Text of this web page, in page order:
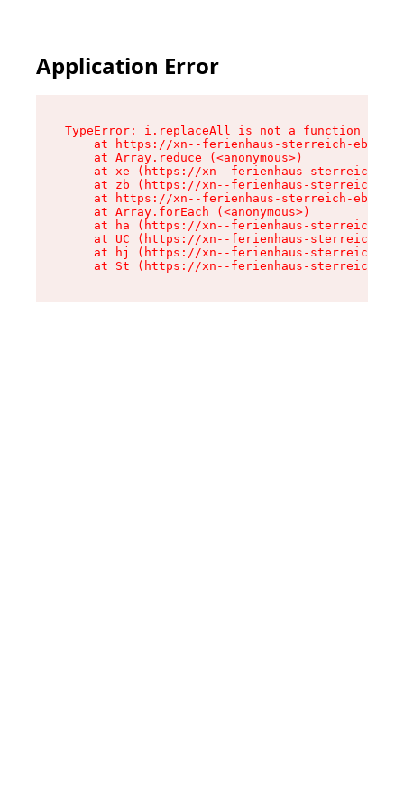
Application Error
TypeError: i.replaceAll is not a function
at https://xn--ferienhaus-sterreich-
    at Array.reduce (<anonymous>)
at xe (https://xn--ferienhaus-sterreich-
at zb (https://xn--ferienhaus-sterreich-
at https://xn--ferienhaus-sterreich-
    at Array.forEach (<anonymous>)
at ha (https://xn--ferienhaus-sterreich-
at UC (https://xn--ferienhaus-sterreich-
at hj (https://xn--ferienhaus-sterreich-
at St (https://xn--ferienhaus-sterreich-